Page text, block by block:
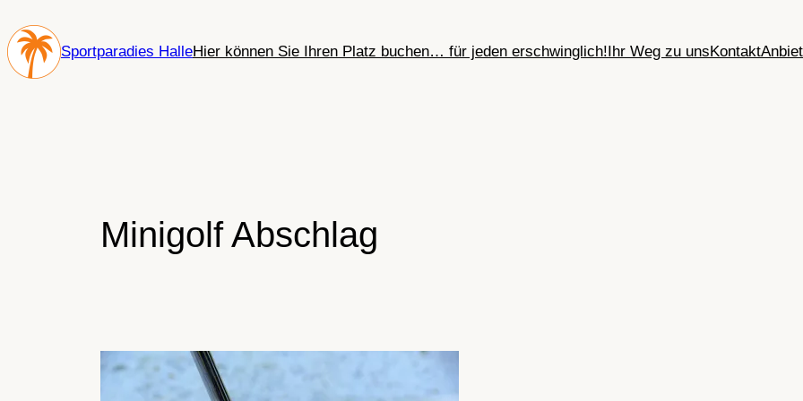
Inhalt
springen
Sportparadies HalleHier können Sie Ihren Platz buchen… für jeden erschwinglich!Ihr Weg zu unsKontakt
Minigolf Abschlag